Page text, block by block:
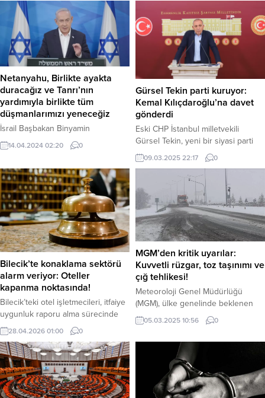
Netanyahu, Birlikte ayakta
duracağız ve Tanrı’nın
yardımıyla birlikte tüm
düşmanlarımızı yeneceğiz
İsrail Başbakan Binyamin
Netanyahu yaptığı açıklamada “İsrail
vatandaşları, son yıllarda ve hatta
doğrudan bir saldırı olasılığına karşı
hazırlanıyor. Savunma
sistemlerimiz kurulu, hem
savunmada hem de saldırıda her
türlü senaryoya hazırız. İsrail
Devleti güçlüdür, IDF güçlüdür, halk
güçlüdür. ABD’nin İsrail’in yanında
olmasının yanı sıra İngiltere, Fransa
ve...
14.04.2024 02:20 0
Gürsel Tekin parti kuruyor:
Kemal Kılıçdaroğlu’na davet
gönderdi
Eski CHP İstanbul milletvekili
Gürsel Tekin, yeni bir siyasi parti
kuracağını açıkladı. Konuya ilişkin
açıklamada bulunarak, “Yıllardır
milletimize hizmet etmenin
onurunu yaşadık. Şimdi, ülkemizin
geleceği için yeni bir yol açıyoruz.”
diyen Tekin, eski CHP Genel
Başkanı Kemal Kılıçdaroğlu’na
davet gönderdiğini de belirtti.
CHP’de genel başkan yardımcısı,
genel sekreter ve milletvekili...
09.03.2025 22:17 0
Bilecik’te konaklama sektörü
alarm veriyor: Oteller
kapanma noktasında!
Bilecik’teki otel işletmecileri, itfaiye
uygunluk raporu alma sürecinde
yaşanan kriz nedeniyle ortak bir
basın açıklaması yayımladı.
İşletmeciler, denetimlerin yangın
güvenliğinden ziyade imar
mevzuatı üzerinden yürütüldüğünü
belirterek, “oteller adeta
28.04.2026 01:00 0
MGM’den kritik uyarılar:
Kuvvetli rüzgar, toz taşınımı ve
çığ tehlikesi!
Meteoroloji Genel Müdürlüğü
(MGM), ülke genelinde beklenen
hava olaylarına ilişkin önemli
uyarılarda bulundu. Özellikle batı,
için dikkat çekilen açıklamada,
kuvvetli rüzgar, toz taşınımı ve çığ
riskine karşı vatandaşların tedbirli
olması gerektiği vurgulandı.
05.03.2025 10:56 0